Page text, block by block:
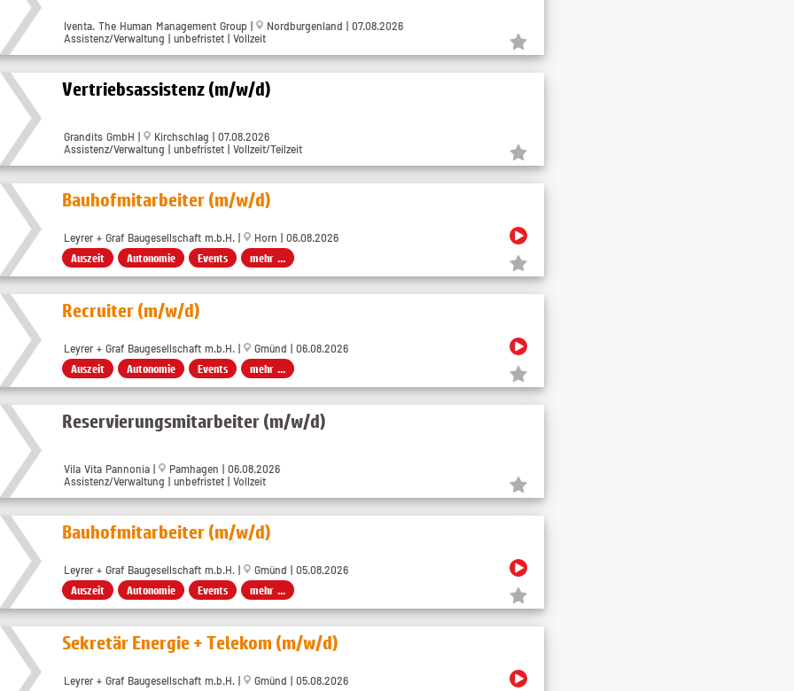
Iventa. The Human Management Group |
Nordburgenland | 07.08.2026
Assistenz/Verwaltung | unbefristet | Vollzeit
Vertriebsassistenz (m/w/d)
Grandits GmbH |
Kirchschlag | 07.08.2026
Assistenz/Verwaltung | unbefristet | Vollzeit/Teilzeit
Bauhofmitarbeiter (m/w/d)
Leyrer + Graf Baugesellschaft m.b.H. | Horn | 06.08.2026
Auszeit Autonomie Events mehr ...
Recruiter (m/w/d)
Leyrer + Graf Baugesellschaft m.b.H. | Gmünd | 06.08.2026
Auszeit Autonomie Events mehr ...
Reservierungsmitarbeiter (m/w/d)
Vila Vita Pannonia |
Pamhagen | 06.08.2026
Assistenz/Verwaltung | unbefristet | Vollzeit
Bauhofmitarbeiter (m/w/d)
Leyrer + Graf Baugesellschaft m.b.H. | Gmünd | 05.08.2026
Auszeit Autonomie Events mehr ...
Sekretär Energie + Telekom (m/w/d)
Leyrer + Graf Baugesellschaft m.b.H. | Gmünd | 05.08.2026